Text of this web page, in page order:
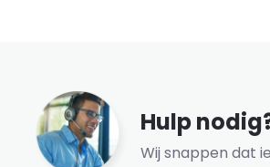
Hulp
Wij snappen dat